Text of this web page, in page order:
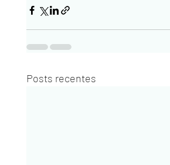
Posts recentes